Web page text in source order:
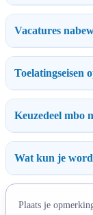
Vacatures
Toelatingseisen
Keuzedeel mbo
Wat kun je
Plaats je